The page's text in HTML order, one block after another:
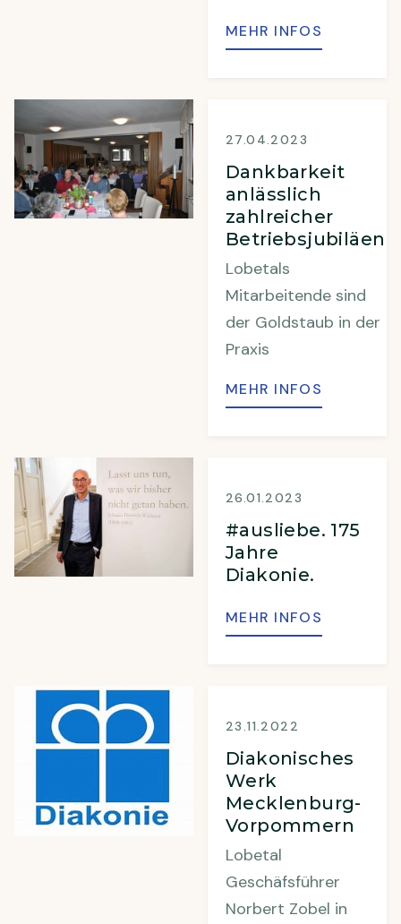
MEHR INFOS
27.04.2023
Dankbarkeit
anlässlich
zahlreicher
Betriebsjubiläen
Lobetals
Mitarbeitende sind
der Goldstaub in der
Praxis
MEHR INFOS
26.01.2023
#ausliebe. 175
Jahre
Diakonie.
MEHR INFOS
23.11.2022
Diakonisches
Werk
Mecklenburg-
Vorpommern
Lobetal
Geschäfsführer
Norbert Zobel in